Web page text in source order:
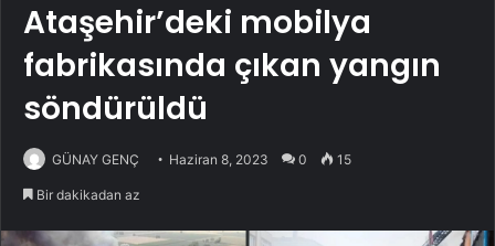
Ataşehir’deki mobilya
fabrikasında çıkan yangın
söndürüldü
GÜNAY GENÇ Haziran 8, 2023 0 15
Bir dakikadan az